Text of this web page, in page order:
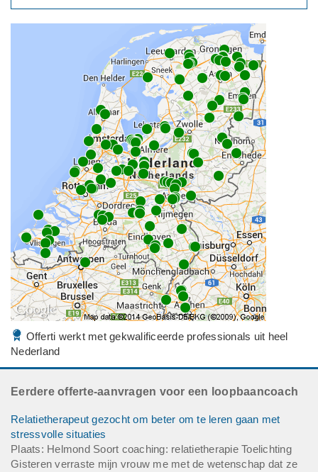
Offerti werkt met gekwalificeerde professionals uit heel
Nederland
Eerdere offerte-aanvragen voor een loopbaancoach
Relatietherapeut gezocht om beter om te leren gaan met
stressvolle situaties
Plaats: Helmond Soort coaching: relatietherapie Toelichting
Gisteren verraste mijn vrouw me met de wetenschap dat ze